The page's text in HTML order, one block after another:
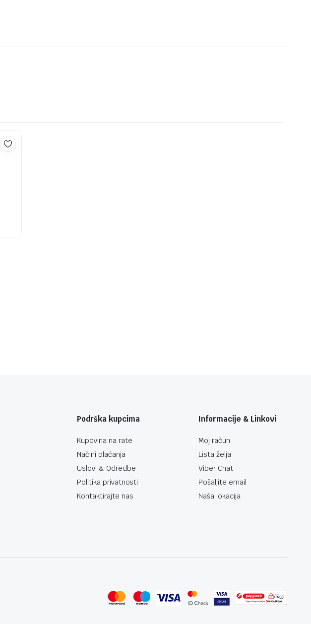
Podrška kupcima
Kupovina na rate
Načini plaćanja
Uslovi & Odredbe
Politika privatnosti
Kontaktirajte nas
Informacije & Linkovi
Moj račun
Lista želja
Viber Chat
Pošaljite email
Naša lokacija